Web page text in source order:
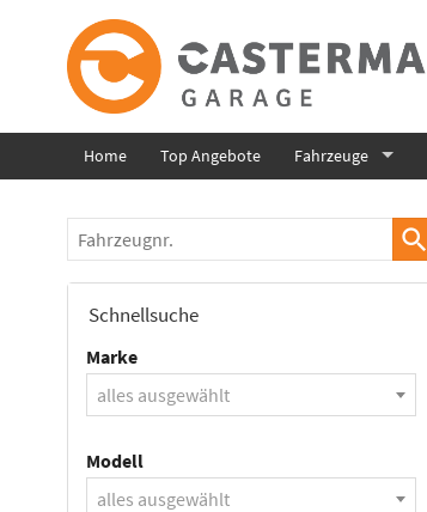
Home Top Angebote Fahrzeuge
Fahrzeugnr.
Schnellsuche
Marke
alles ausgewählt
Modell
alles ausgewählt